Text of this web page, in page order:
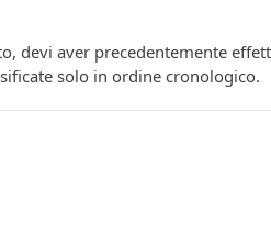
devi aver precedentemente
solo in ordine cronologico.